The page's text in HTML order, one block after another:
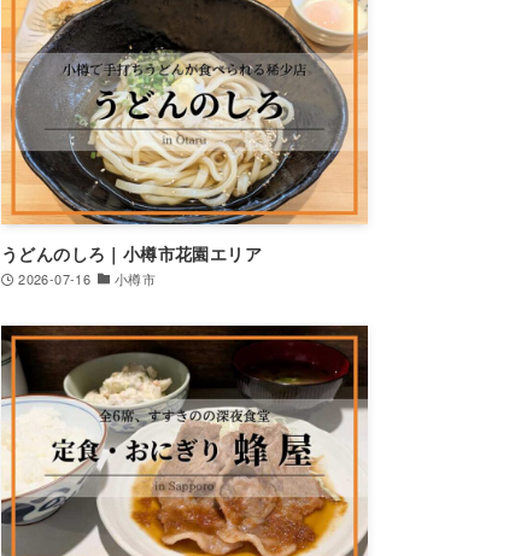
うどんのしろ｜小樽市花園エリア
2026-07-16 小樽市